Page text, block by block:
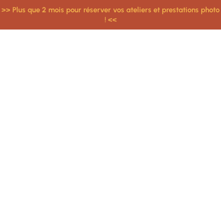
>> Plus que 2 mois pour réserver vos ateliers et prestations photo
! <<